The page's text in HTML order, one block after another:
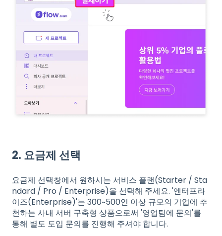
2. 요금제 선택
요금제 선택창에서 원하시는 서비스 플랜(Starter / Sta
ndard / Pro / Enterprise)을 선택해 주세요. '엔터프라
이즈(Enterprise)'는 300~500인 이상 규모의 기업에 추
천하는 사내 서버 구축형 상품으로써 '영업팀에 문의'를
통해 별도 도입 문의를 진행해 주셔야 합니다.